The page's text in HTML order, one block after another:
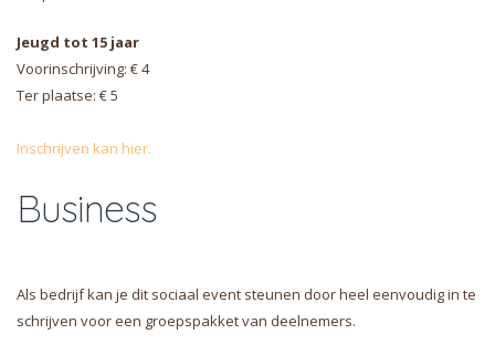
Jeugd tot 15 jaar
Voorinschrijving: € 4
Ter plaatse: € 5
Inschrijven kan hier.
Business
Als bedrijf kan je dit sociaal event steunen door heel eenvoudig in te
schrijven voor een groepspakket van deelnemers.